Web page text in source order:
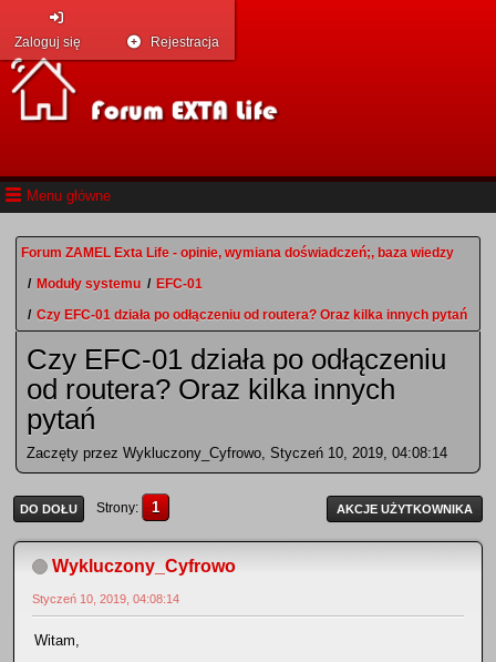
Menu główne
Zaloguj się Rejestracja
Forum ZAMEL Exta Life - opinie, wymiana doświadczeń;, baza wiedzy
/ Moduły systemu / EFC-01
/ Czy EFC-01 działa po odłączeniu od routera? Oraz kilka innych pytań
Czy EFC-01 działa po odłączeniu
od routera? Oraz kilka innych
pytań
Zaczęty przez Wykluczony_Cyfrowo, Styczeń 10, 2019, 04:08:14
DO DOŁU Strony 1 AKCJE UŻYTKOWNIKA
Wykluczony_Cyfrowo
Styczeń 10, 2019, 04:08:14
Witam,